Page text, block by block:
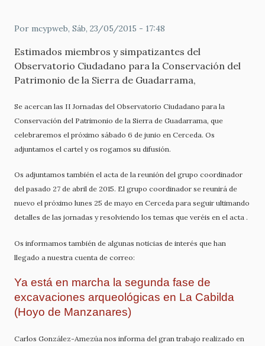
Por mcypweb, Sáb, 23/05/2015 - 17:48
Estimados miembros y simpatizantes del
Observatorio Ciudadano para la Conservación del
Patrimonio de la Sierra de Guadarrama,
Se acercan las II Jornadas del Observatorio Ciudadano para la
Conservación del Patrimonio de la Sierra de Guadarrama, que
celebraremos el próximo sábado 6 de junio en Cerceda. Os
adjuntamos el cartel y os rogamos su difusión.
Os adjuntamos también el acta de la reunión del grupo coordinador
del pasado 27 de abril de 2015. El grupo coordinador se reunirá de
nuevo el próximo lunes 25 de mayo en Cerceda para seguir ultimando
detalles de las jornadas y resolviendo los temas que veréis en el acta .
Os informamos también de algunas noticias de interés que han
llegado a nuestra cuenta de correo:
Ya está en marcha la segunda fase de
excavaciones arqueológicas en La Cabilda
(Hoyo de Manzanares)
Carlos González-Amezúa nos informa del gran trabajo realizado en